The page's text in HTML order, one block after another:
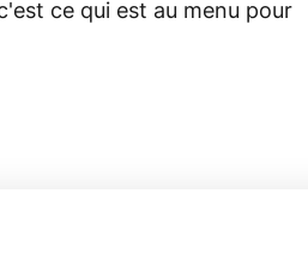
ce qui est au menu pour